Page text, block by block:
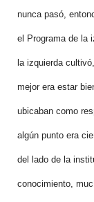
nunca pasó,
el Programa de la
la izquierda
mejor era estar
ubicaban como
algún punto era
del lado de la
conocimiento,